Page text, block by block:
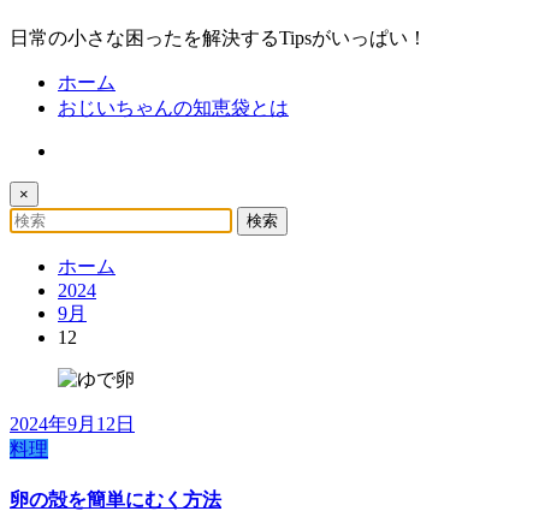
日常の小さな困ったを解決するTipsがいっぱい！
ホーム
おじいちゃんの知恵袋とは
×
ホーム
2024
9月
12
2024年9月12日
料理
卵の殻を簡単にむく方法